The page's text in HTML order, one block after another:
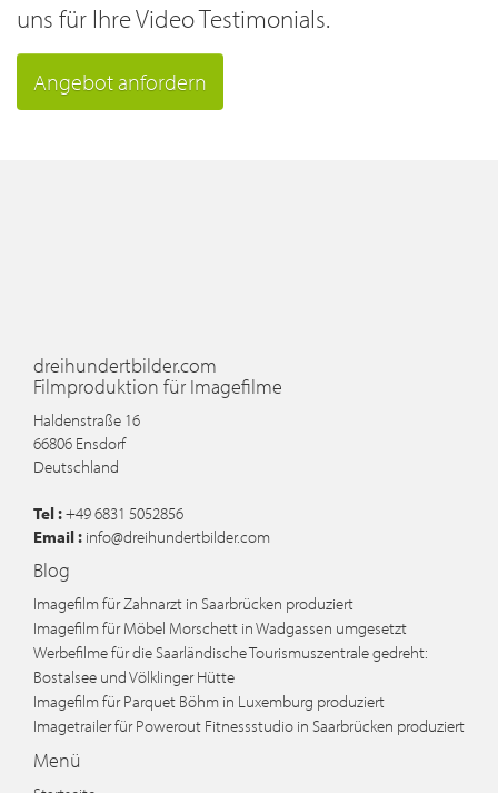
uns für Ihre Video Testimonials.
Angebot anfordern
dreihundertbilder.com
Filmproduktion für Imagefilme
Haldenstraße 16
66806 Ensdorf
Deutschland
Tel :+49 6831 5052856
Email : info@dreihundertbilder.com
Blog
Imagefilm für Zahnarzt in Saarbrücken produziert
Imagefilm für Möbel Morschett in Wadgassen umgesetzt
Werbefilme für die Saarländische Tourismuszentrale gedreht:
Bostalsee und Völklinger Hütte
Imagefilm für Parquet Böhm in Luxemburg produziert
Imagetrailer für Powerout Fitnessstudio in Saarbrücken produziert
Menü